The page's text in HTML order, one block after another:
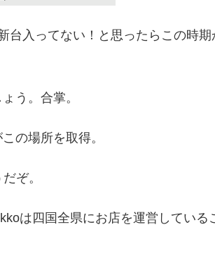
入ってない！と思ったらこの時期
う。合掌。
この場所を取得。
ぞ。
は四国全県にお店を運営している